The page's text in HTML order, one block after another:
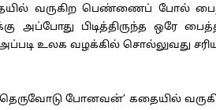
வருகிற பெண்ணைப் போல்
அப்போது பிடித்திருந்த
உலக வழக்கில் சொல்லுவது
போனவன்’ கதையில்